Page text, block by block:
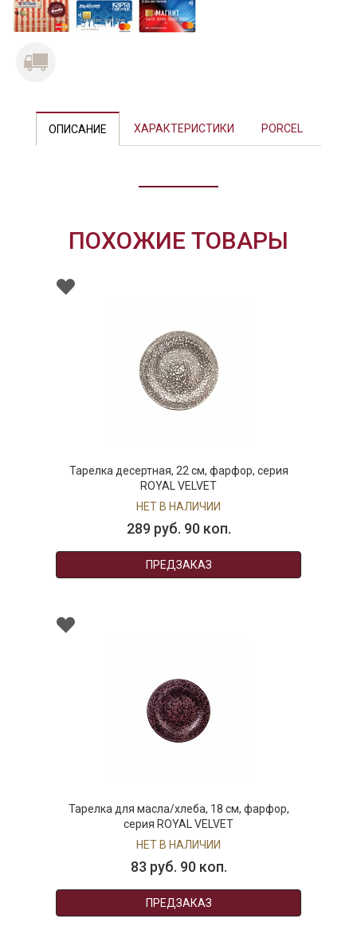
ОПИСАНИЕ ХАРАКТЕРИСТИКИ PORCEL
ПОХОЖИЕ ТОВАРЫ
Тарелка десертная, 22 см, фарфор, серия
ROYAL VELVET
НЕТ В НАЛИЧИИ
289 руб. 90 коп.
ПРЕДЗАКАЗ
Тарелка для масла/хлеба, 18 см, фарфор,
серия ROYAL VELVET
НЕТ В НАЛИЧИИ
83 руб. 90 коп.
ПРЕДЗАКАЗ